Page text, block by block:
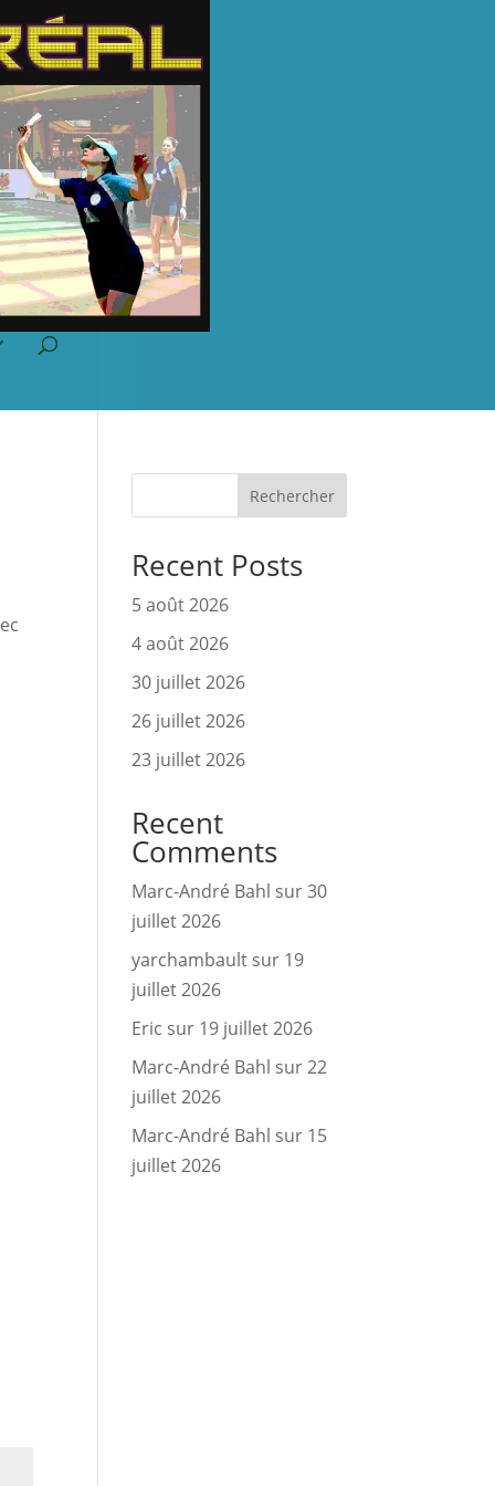
Rechercher
Recent Posts
5 août 2026
4 août 2026
30 juillet 2026
26 juillet 2026
23 juillet 2026
Recent
Comments
Marc-André Bahl sur30
juillet 2026
yarchambault sur 19
juillet 2026
Eric sur 19 juillet 2026
Marc-André Bahl sur22
juillet 2026
Marc-André Bahl sur 15
juillet 2026